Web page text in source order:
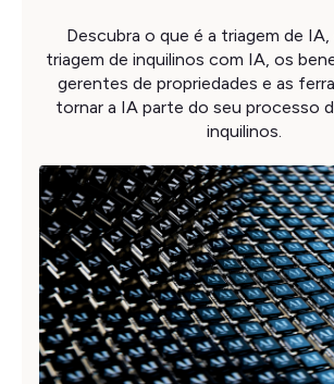
Descubra o que é a triagem de
triagem de inquilinos com IA, os
gerentes de propriedades e as
tornar a IA parte do seu processo
inquilinos.